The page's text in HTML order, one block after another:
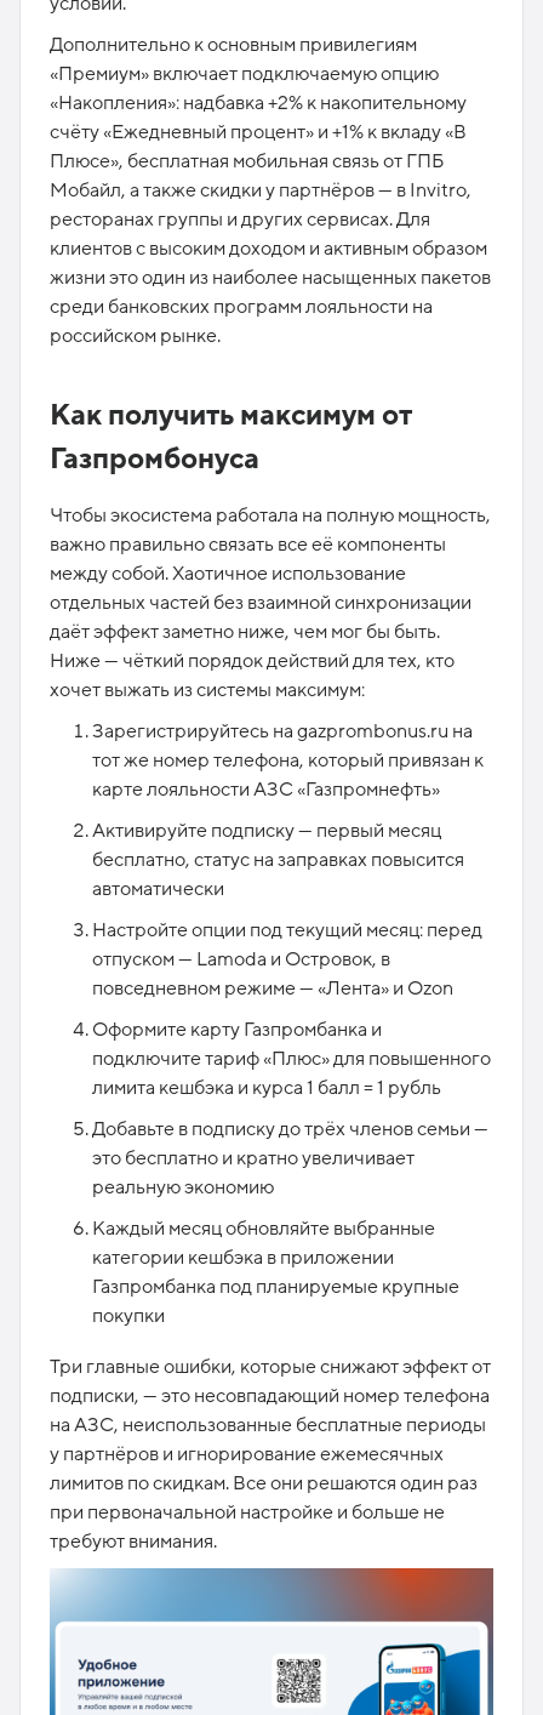
Дополнительно к основным привилегиям
«Премиум» включает подключаемую опцию
«Накопления»: надбавка +2% к накопительному
счёту «Ежедневный процент» и +1% к вкладу «В
Плюсе», бесплатная мобильная связь от ГПБ
Мобайл, а также скидки у партнёров — в Invitro,
ресторанах группы и других сервисах. Для
клиентов с высоким доходом и активным образом
жизни это один из наиболее насыщенных пакетов
среди банковских программ лояльности на
российском рынке.
Как получить максимум от
Газпромбонуса
Чтобы экосистема работала на полную мощность,
важно правильно связать все её компоненты
между собой. Хаотичное использование
отдельных частей без взаимной синхронизации
даёт эффект заметно ниже, чем мог бы быть.
Ниже — чёткий порядок действий для тех, кто
хочет выжать из системы максимум:
Зарегистрируйтесь на gazprombonus.ru на
тот же номер телефона, который привязан к
карте лояльности АЗС «Газпромнефть»
Активируйте подписку — первый месяц
бесплатно, статус на заправках повысится
автоматически
Настройте опции под текущий месяц: перед
отпуском — Lamoda и Островок, в
повседневном режиме — «Лента» и Ozon
Оформите карту Газпромбанка и
подключите тариф «Плюс» для повышенного
лимита кешбэка и курса 1 балл = 1 рубль
Добавьте в подписку до трёх членов семьи —
это бесплатно и кратно увеличивает
реальную экономию
Каждый месяц обновляйте выбранные
категории кешбэка в приложении
Газпромбанка под планируемые крупные
покупки
Три главные ошибки, которые снижают эффект от
подписки, — это несовпадающий номер телефона
на АЗС, неиспользованные бесплатные периоды
у партнёров и игнорирование ежемесячных
лимитов по скидкам. Все они решаются один раз
при первоначальной настройке и больше не
требуют внимания.